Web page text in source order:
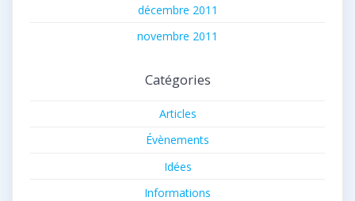
décembre 2011
novembre 2011
Catégories
Articles
Évènements
Idées
Informations